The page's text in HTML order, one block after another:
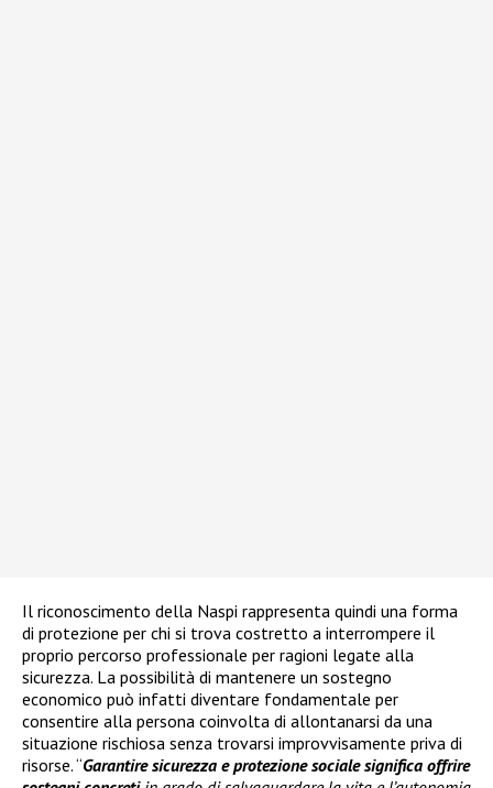
Il riconoscimento della Naspi rappresenta quindi una forma
di protezione per chi si trova costretto a interrompere il
proprio percorso professionale per ragioni legate alla
sicurezza. La possibilità di mantenere un sostegno
economico può infatti diventare fondamentale per
consentire alla persona coinvolta di allontanarsi da una
situazione rischiosa senza trovarsi improvvisamente priva di
risorse. “Garantire sicurezza e protezione sociale significa offrire